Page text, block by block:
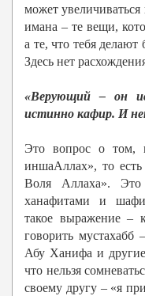
может
имана – те вещи,
а те, что тебя
Здесь нет
«Верующий – он
истинно кафир. И
Это вопрос о том,
иншаАллах», то
Воля Аллаха». Это
ханафитами и
такое выражение –
говорить мустахабб
Абу Ханифа и
что нельзя
своему другу – «я